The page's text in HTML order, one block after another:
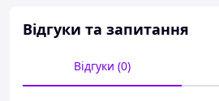
Основні переваги:
відповідає європейським
(ECE R44/04);
Відгуки та запитання
Відгуки (0)